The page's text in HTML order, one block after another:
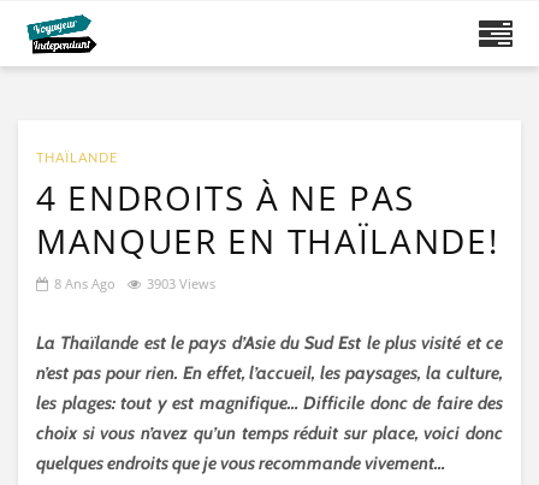
THAÏLANDE
4 ENDROITS À NE PAS
MANQUER EN THAÏLANDE!
8 Ans Ago 3903 Views
La Thaïlande est le pays d’Asie du Sud Est le plus visité et ce
n’est pas pour rien. En effet, l’accueil, les paysages, la culture,
les plages: tout y est magnifique… Difficile donc de faire des
choix si vous n’avez qu’un temps réduit sur place, voici donc
quelques endroits que je vous recommande vivement…